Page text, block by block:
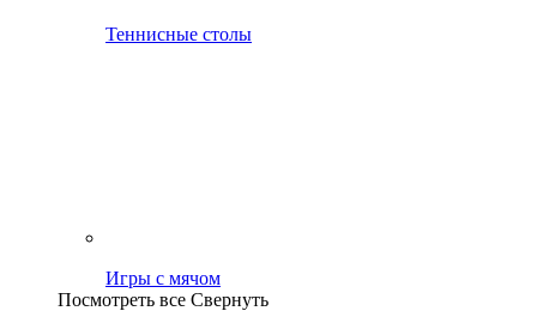
Теннисные столы
Игры с мячом
Посмотреть все Свернуть